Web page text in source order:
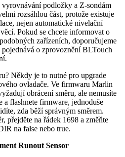
podložky a Z-sondám
rozsáhlou část, protože existuje
nejen automatické nivelační
Pokud se chcete informovat o
zařízeních, doporučujeme
pojednává o zprovoznění BLTouch
Někdy je to nutné pro upgrade
ovladače. Ve firmwaru Marlin
obrácení směru, ale nemusíte
flashnete firmware, jednoduše
zda běží správným směrem.
přejděte na řádek 1698 a změňte
na false nebo true.
Runout Sensor